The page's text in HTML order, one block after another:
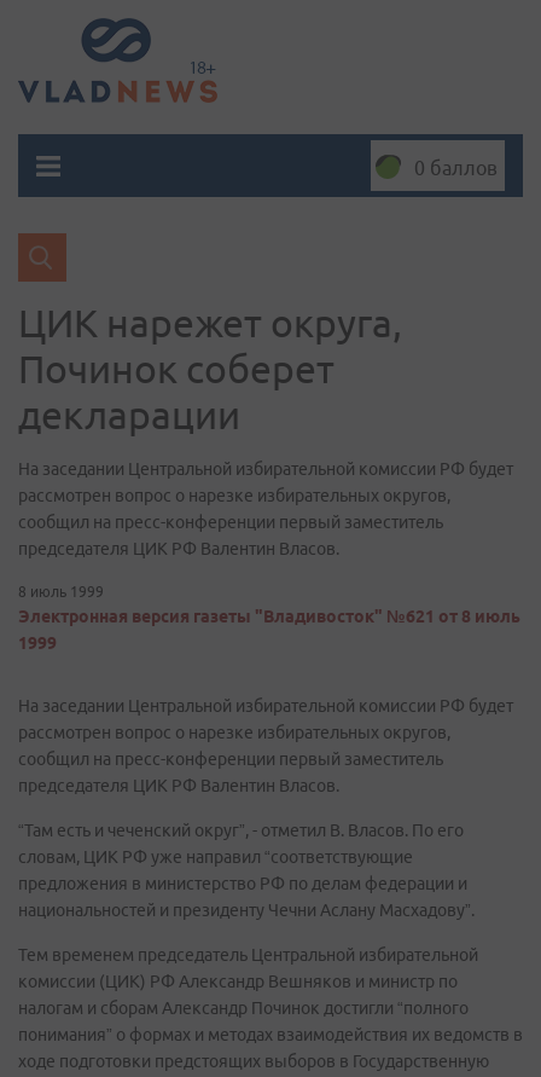
0 баллов
ЦИК нарежет округа,
Починок соберет
декларации
На заседании Центральной избирательной комиссии РФ будет
рассмотрен вопрос о нарезке избирательных округов,
сообщил на пресс-конференции первый заместитель
председателя ЦИК РФ Валентин Власов.
8 июль 1999
Электронная версия газеты "Владивосток" №621 от 8 июль
1999
На заседании Центральной избирательной комиссии РФ будет
рассмотрен вопрос о нарезке избирательных округов,
сообщил на пресс-конференции первый заместитель
председателя ЦИК РФ Валентин Власов.
“Там есть и чеченский округ”, - отметил В. Власов. По его
словам, ЦИК РФ уже направил “соответствующие
предложения в министерство РФ по делам федерации и
национальностей и президенту Чечни Аслану Масхадову”.
Тем временем председатель Центральной избирательной
комиссии (ЦИК) РФ Александр Вешняков и министр по
налогам и сборам Александр Починок достигли “полного
понимания” о формах и методах взаимодействия их ведомств в
ходе подготовки предстоящих выборов в Государственную